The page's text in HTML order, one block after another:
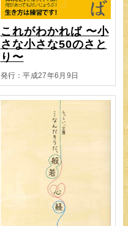
これがわかれば 〜小
さな小さな50のさと
り〜
発行：平成27年6月9日